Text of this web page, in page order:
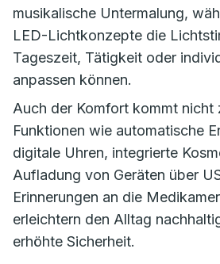
musikalische Untermalung,
LED-Lichtkonzepte die
Tageszeit, Tätigkeit oder
anpassen können.
Auch der Komfort kommt nicht
Funktionen wie automatische
digitale Uhren, integrierte
Aufladung von Geräten über
Erinnerungen an die
erleichtern den Alltag
erhöhte Sicherheit.